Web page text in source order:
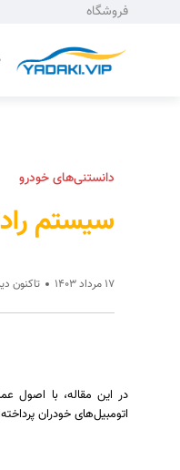
فروشگاه
دانستنی‌های خودرو
سیستم
17 مرداد 1403 تاکنون
در این مقاله، با اصول
اتومبیل‌های خودران